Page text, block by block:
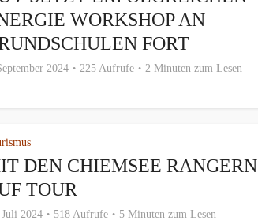
WORKSHOP AN
FORT
2024 225 Aufrufe 2 Minuten zum Lesen
DEN CHIEMSEE RANGERN
TOUR
2024 518 Aufrufe 5 Minuten zum Lesen